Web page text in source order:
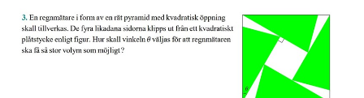
9
1
Flervariabelanalys
Linjär Algebra
Sannolikhet och Statistik